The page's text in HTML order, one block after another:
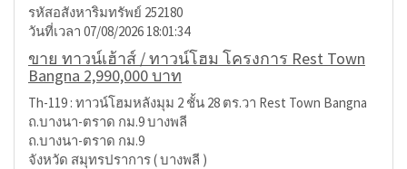
รหัสอสังหาริมทรัพย์ 252180
วันที่เวลา 07/08/2026 18:01:34
ขาย ทาวน์เฮ้าส์ / ทาวน์โฮม โครงการ Rest Town
Bangna 2,990,000 บาท
Th-119 : ทาวน์โฮมหลังมุม 2 ชั้น 28 ตร.วา Rest Town Bangna
ถ.บางนา-ตราด กม.9 บางพลี
ถ.บางนา-ตราด กม.9
จังหวัด สมุทรปราการ ( บางพลี )